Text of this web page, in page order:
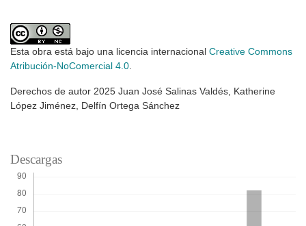
Esta obra está bajo una licencia internacional Creative Commons
Atribución-NoComercial 4.0
Derechos de autor 2025 Juan José Salinas Valdés, Katherine
López Jiménez, Delfín Ortega Sánchez
Descargas